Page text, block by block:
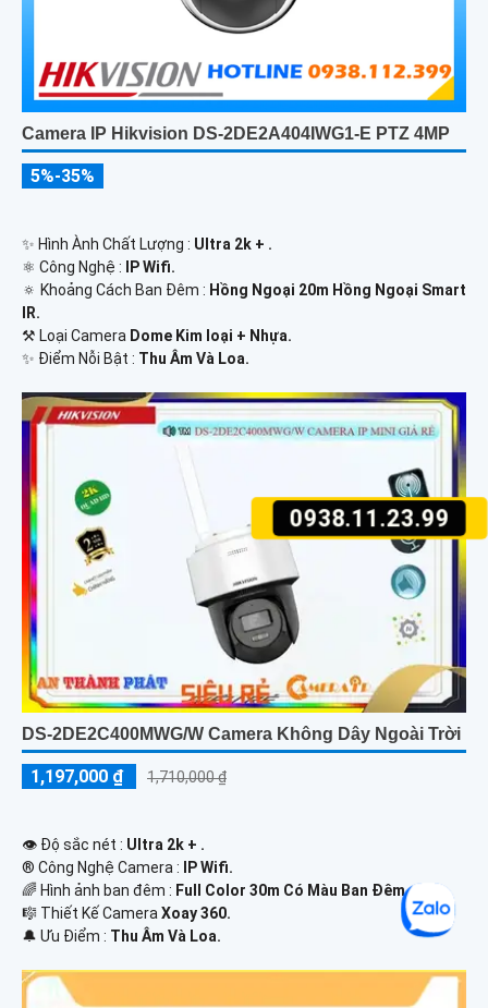
0938.11.23.99
Camera IP Hikvision DS-2DE2A404IWG1-E PTZ 4MP
5%-35%
✨ Hình Ành Chất Lượng : Ultra 2k + .
⚛️ Công Nghệ :
IP Wifi.
🔅 Khoảng Cách Ban Đêm : Hồng Ngoại 20m Hồng Ngoại Smart
IR.
⚒ Loại Camera Dome Kim loại + Nhựa.
️✨ Điểm Nỗi Bật : Thu Âm Và Loa.
DS-2DE2C400MWG/W Camera Không Dây Ngoài Trời
1,197,000 ₫ 1,710,000 ₫
👁 Độ sắc nét : Ultra 2k + .
®️ Công Nghệ Camera :
IP Wifi.
🌈 Hình ảnh ban đêm : Full Color 30m Có Màu Ban Ðêm.
🎼️ Thiết Kế Camera Xoay 360.
️🔔 Ưu Điểm : Thu Âm Và Loa.